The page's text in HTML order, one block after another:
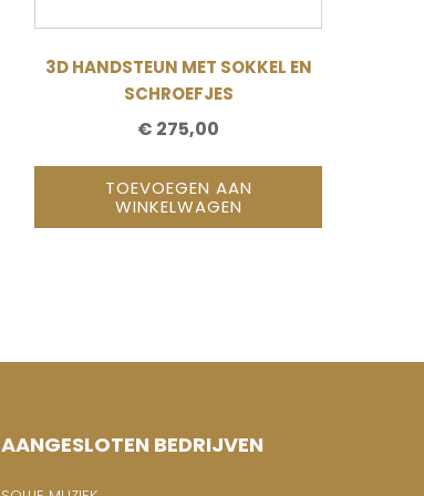
3D HANDSTEUN MET SOKKEL EN
SCHROEFJES
€ 275,00
TOEVOEGEN AAN
WINKELWAGEN
AANGESLOTEN BEDRIJVEN